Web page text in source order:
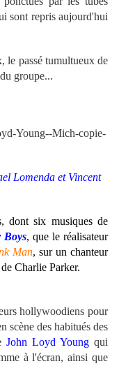
sont repris aujourd'hui
le passé tumultueux de
groupe...
Lomenda et Vincent
dont six musiques de
Boys, que le réalisateur
Man, sur un chanteur
Charlie Parker.
hollywoodiens pour
scène des habitués des
John Loyd Youngqui
à l'écran, ainsi que